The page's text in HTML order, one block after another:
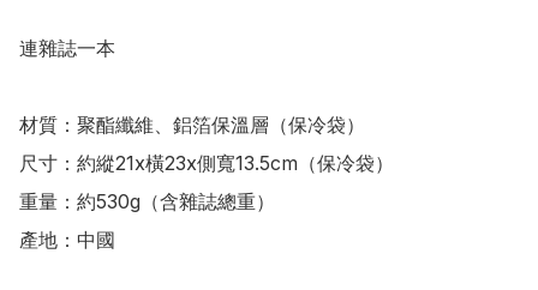
連雜誌一本
材質：聚酯纖維、鋁箔保溫層（保冷袋）
尺寸：約縱21x橫23x側寬13.5cm（保冷袋）
重量：約530g（含雜誌總重）
產地：中國